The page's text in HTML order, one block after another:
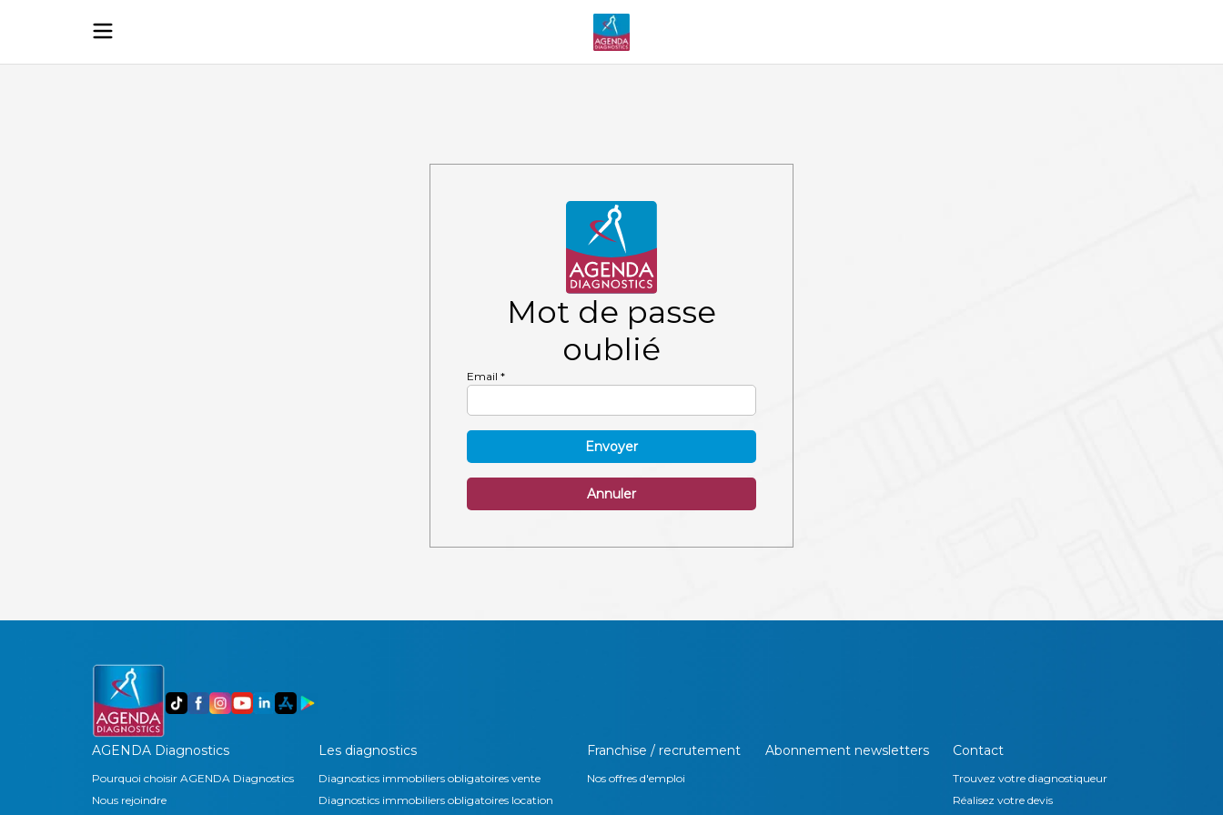
Mot de passe
oublié
Email *
Envoyer
Annuler
AGENDA Diagnostics
Pourquoi choisir AGENDA Diagnostics
Nous rejoindre
Les diagnostics
Diagnostics immobiliers obligatoires vente
Diagnostics immobiliers obligatoires location
Franchise / recrutement
Nos offres d'emploi
Abonnement newsletters Contact
Trouvez votre diagnostiqueur
Réalisez votre devis